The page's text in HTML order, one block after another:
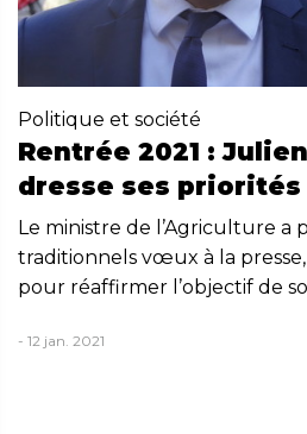
Politique et société
Rentrée 2021 :
dresse ses priorités
Le ministre de l’Agriculture a
traditionnels vœux à la presse,
pour réaffirmer l’objectif de
- 12 jan. 2021